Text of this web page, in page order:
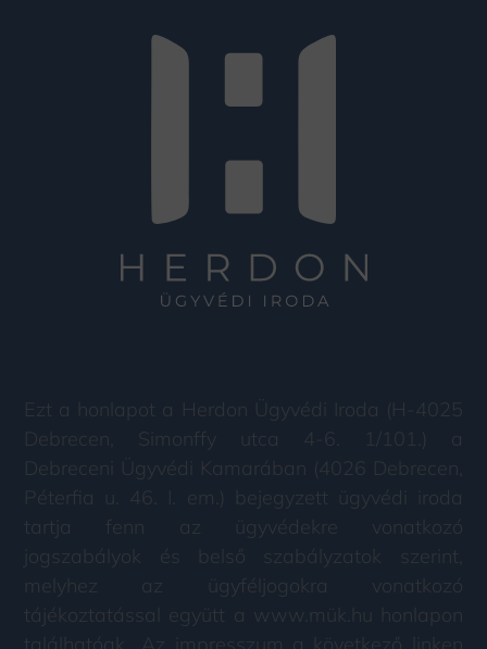
Ezt a honlapot a Herdon Ügyvédi Iroda (H-4025
Debrecen, Simonffy utca 4-6. 1/101.) a
Debreceni Ügyvédi Kamarában (4026 Debrecen,
Péterfia u. 46. I. em.) bejegyzett ügyvédi iroda
tartja fenn az ügyvédekre vonatkozó
jogszabályok és belső szabályzatok szerint,
melyhez az ügyféljogokra vonatkozó
tájékoztatással együtt a www.mük.hu honlapon
találhatóak. Az impresszum a következő linken